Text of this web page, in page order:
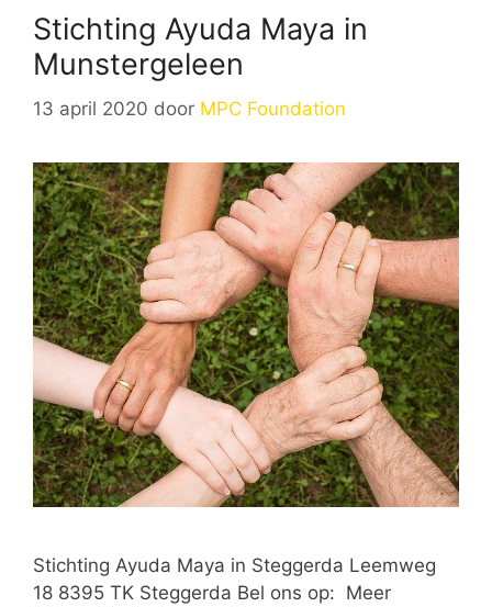
Stichting Ayuda Maya in
Munstergeleen
13 april 2020 door MPC Foundation
Stichting Ayuda Maya in Steggerda Leemweg
18 8395 TK Steggerda Bel ons op: Meer